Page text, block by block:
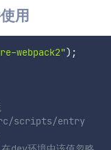
用
webpack2") ;
src/scripts/entry